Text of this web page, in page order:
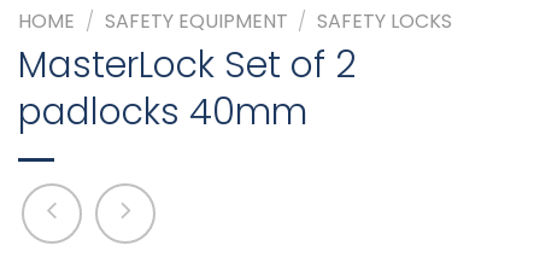
HOME / SAFETY EQUIPMENT / SAFETY LOCKS
MasterLock Set of 2
padlocks 40mm